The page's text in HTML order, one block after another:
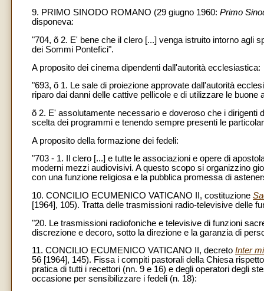
9. PRIMO SINODO ROMANO (29 giugno 1960: Primo
disponeva:
"704, õ 2. E' bene che il clero [...] venga istruito intorno agli
dei Sommi Pontefici".
A proposito dei cinema dipendenti dall'autorità ecclesiastica:
"693, õ 1. Le sale di proiezione approvate dall'autorità
riparo dai danni delle cattive pellicole e di utilizzare le buone
õ 2. E' assolutamente necessario e doveroso che i dirigenti
scelta dei programmi e tenendo sempre presenti le
A proposito della formazione dei fedeli:
"703 - 1. Il clero [...] e tutte le associazioni e opere di
moderni mezzi audiovisivi. A questo scopo si organizzino
con una funzione religiosa e la pubblica promessa di
10. CONCILIO ECUMENICO VATICANO II, costituzione
[1964], 105). Tratta delle trasmissioni radio-televisive delle
"20. Le trasmissioni radiofoniche e televisive di funzioni
discrezione e decoro, sotto la direzione e la garanzia di
11. CONCILIO ECUMENICO VATICANO II, decreto Inter
56 [1964], 145). Fissa i compiti pastorali della Chiesa
pratica di tutti i recettori (nn. 9 e 16) e degli operatori degli
occasione per sensibilizzare i fedeli (n. 18):